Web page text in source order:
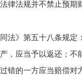
律法规并不禁止预期
法》第五十八条规定
，应当予以返还；不
错的一方应当赔偿对